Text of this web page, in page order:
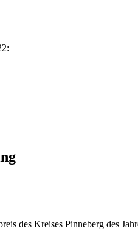
des Kreises Pinneberg des